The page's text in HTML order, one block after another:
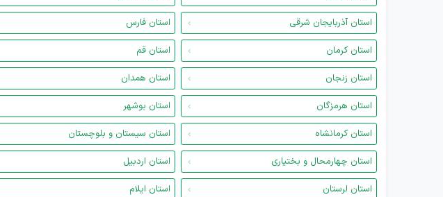
استان آذربایجان شرقی
استان فارس
استان کرمان
استان قم
استان زنجان
استان همدان
استان هرمزگان
استان بوشهر
استان کرمانشاه
استان سیستان و بلوچستان
استان چهارمحال و بختیاری
استان اردبیل
استان لرستان
استان ایلام